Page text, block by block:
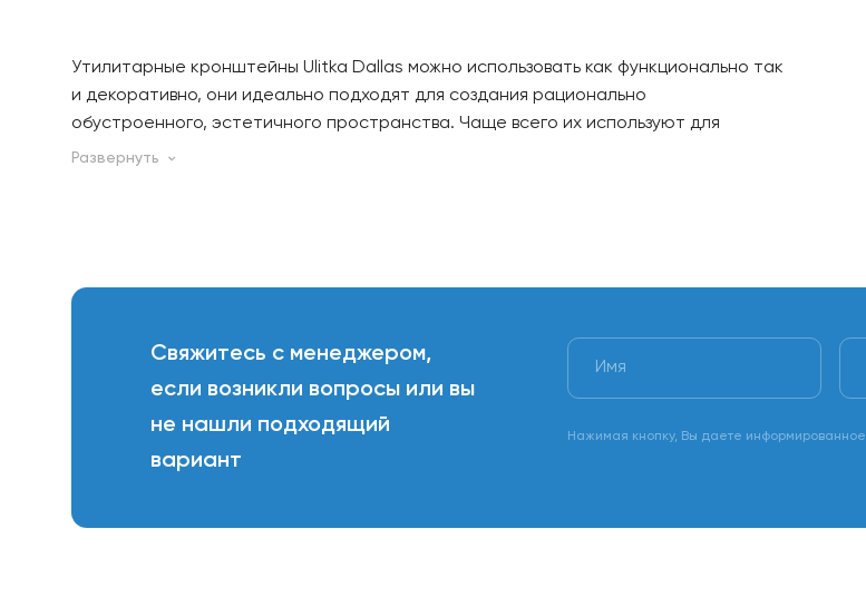
Утилитарные кронштейны Ulitka Dallas можно использовать как функционально так
и декоративно, они идеально подходят для создания рационально
обустроенного, эстетичного пространства. Чаще всего их используют для
установки полок на кухне, в гостиной, спальне или прихожей. Стильные и удобные
нагрузку. Максимально допустимая нагрузка 15 килограмм. Габариты кронштейнов:
Свяжитесь с менеджером,
если возникли вопросы или вы
не нашли подходящий
вариант
Нажимая кнопку, Вы даете информированное